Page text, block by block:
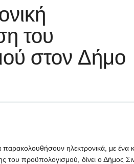
του
στον Δήμο
ηλεκτρονικά, με ένα
του προϋπολογισμού, δίνει ο Δήμος